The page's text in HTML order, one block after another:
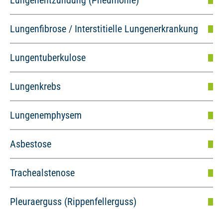
Lungenfibrose / Interstitielle Lungenerkrankung
Lungentuberkulose
Lungenkrebs
Lungenemphysem
Asbestose
Trachealstenose
Pleuraerguss (Rippenfellerguss)